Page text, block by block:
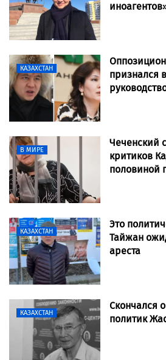
КАЗАХСТАН
признался
В МИРЕ
Чеченский
критиков
половиной
КАЗАХСТАН
Это
Тайжан
ареста
КАЗАХСТАН
Скончался
политик